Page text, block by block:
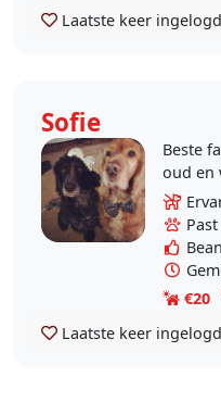
Laatste keer
Sofie
Beste familie Ik
oud en
heb ik
dit
€20
Laatste keer